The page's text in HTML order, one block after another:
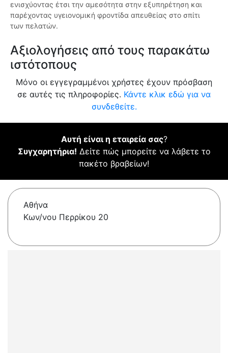
ενισχύοντας έτσι την αμεσότητα στην εξυπηρέτηση και
παρέχοντας υγειονομική φροντίδα απευθείας στο σπίτι
των πελατών.
Αξιολογήσεις από τους παρακάτω
ιστότοπους
Μόνο οι εγγεγραμμένοι χρήστες έχουν πρόσβαση
σε αυτές τις πληροφορίες. Κάντε κλικ εδώ για να
συνδεθείτε.
Αυτή είναι η εταιρεία σας?
Συγχαρητήρια! Δείτε πώς μπορείτε να λάβετε το
πακέτο βραβείων!
Αθήνα
Κων/νου Περρίκου 20